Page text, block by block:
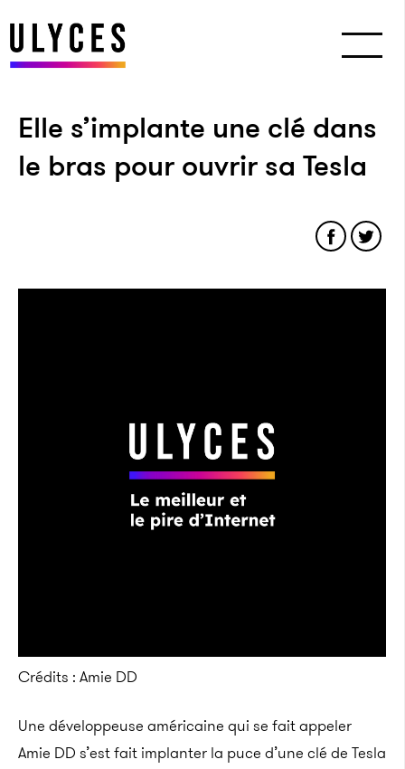
Elle s’implante une clé dans
le bras pour ouvrir sa Tesla
Crédits : Amie DD
Une développeuse américaine qui se fait appeler
Amie DD s’est fait implanter la puce d’une clé de Tesla